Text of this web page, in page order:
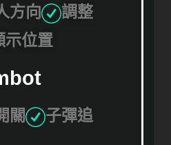
方向
調整
示位置
關
子彈追